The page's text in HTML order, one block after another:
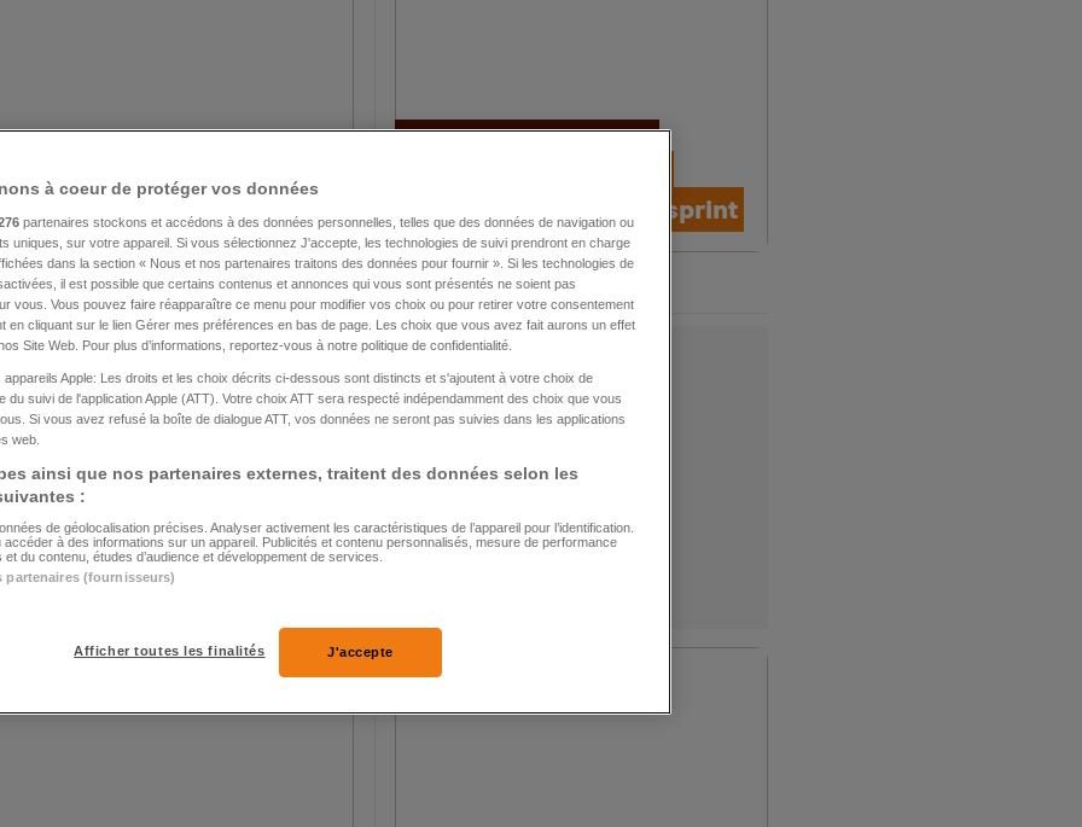
Prix de Hongrie
GRAND PRIX DE GRANDE-BRETAGNE
remportent la course sprint
6 93
PUBLICITÉ
à coeur de protéger vos données
partenaires stockons et accédons à des données personnelles, telles que des données de navigation ou
uniques, sur votre appareil. Si vous sélectionnez J'accepte, les technologies de suivi prendront en charge
dans la section « Nous et nos partenaires traitons des données pour fournir ». Si les technologies de
il est possible que certains contenus et annonces qui vous sont présentés ne soient pas
vous. Vous pouvez faire réapparaître ce menu pour modifier vos choix ou pour retirer votre consentement
en cliquant sur le lien Gérer mes préférences en bas de page. Les choix que vous avez fait aurons un effet
Site Web. Pour plus d’informations, reportez-vous à notre politique de confidentialité.
appareils Apple: Les droits et les choix décrits ci-dessous sont distincts et s'ajoutent à votre choix de
du suivi de l'application Apple (ATT). Votre choix ATT sera respecté indépendamment des choix que vous
Si vous avez refusé la boîte de dialogue ATT, vos données ne seront pas suivies dans les applications
web.
ainsi que nos partenaires externes, traitent des données selon les
:
de géolocalisation précises. Analyser activement les caractéristiques de l’appareil pour l’identification.
accéder à des informations sur un appareil. Publicités et contenu personnalisés, mesure de performance
et du contenu, études d’audience et développement de services.
partenaires (fournisseurs)
Afficher toutes les finalités J'accepte